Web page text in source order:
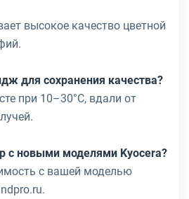
высокое качество цветной
для сохранения качества?
при 10–30°C, вдали от
с новыми моделями Kyocera?
с вашей моделью